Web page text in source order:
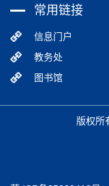
常用链接
信息门户
教务处
图书馆
版权所